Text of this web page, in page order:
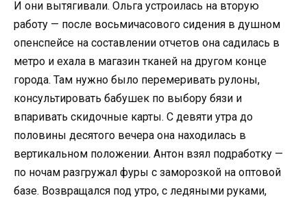
И они вытягивали. Ольга устроилась на вторую
работу — после восьмичасового сидения в душном
опенспейсе на составлении отчетов она садилась в
метро и ехала в магазин тканей на другом конце
города. Там нужно было перемеривать рулоны,
консультировать бабушек по выбору бязи и
впаривать скидочные карты. С девяти утра до
половины десятого вечера она находилась в
вертикальном положении. Антон взял подработку —
по ночам разгружал фуры с заморозкой на оптовой
базе. Возвращался под утро, с ледяными руками,